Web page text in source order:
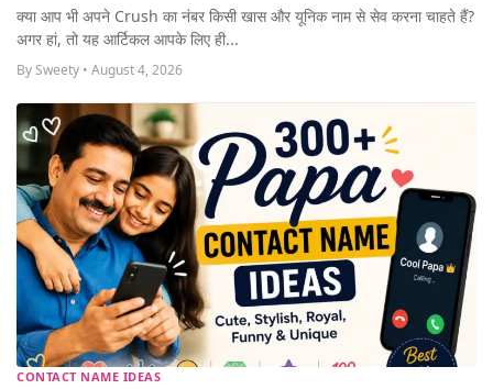
क्या आप भी अपने Crush का नंबर किसी खास और यूनिक नाम से सेव करना चाहते हैं?
अगर हां, तो यह आर्टिकल आपके लिए ही...
By Sweety • August 4, 2026
CONTACT NAME IDEAS